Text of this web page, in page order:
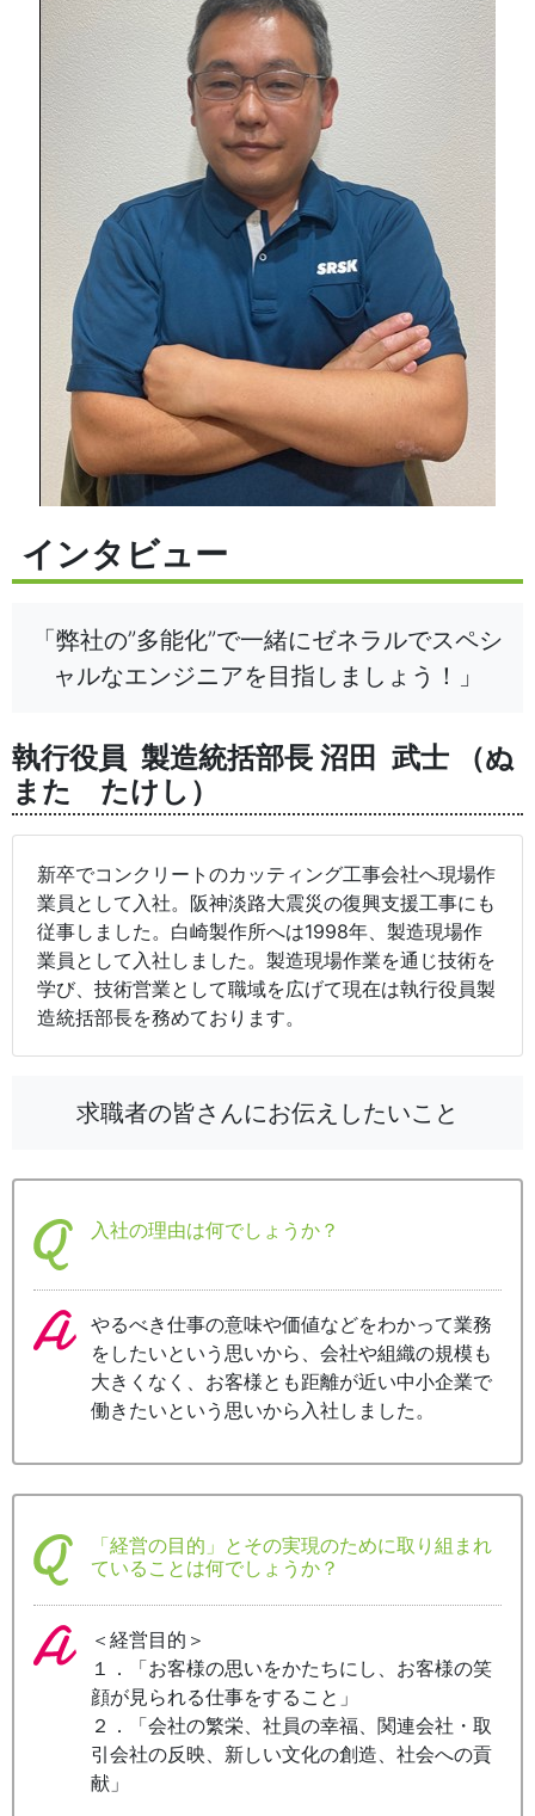
インタビュー
「弊社の”多能化”で一緒にゼネラルでスペシ
ャルなエンジニアを目指しましょう！」
執行役員 製造統括部長 沼田 武士 （ぬ
また たけし）
新卒でコンクリートのカッティング工事会社へ現場作
業員として入社。阪神淡路大震災の復興支援工事にも
従事しました。白崎製作所へは1998年、製造現場作
業員として入社しました。製造現場作業を通じ技術を
学び、技術営業として職域を広げて現在は執行役員製
造統括部長を務めております。
求職者の皆さんにお伝えしたいこと
入社の理由は何でしょうか？
やるべき仕事の意味や価値などをわかって業務
をしたいという思いから、会社や組織の規模も
大きくなく、お客様とも距離が近い中小企業で
働きたいという思いから入社しました。
「経営の目的」とその実現のために取り組まれ
ていることは何でしょうか？
＜経営目的＞
１．「お客様の思いをかたちにし、お客様の笑
顔が見られる仕事をすること」
２．「会社の繁栄、社員の幸福、関連会社・取
引会社の反映、新しい文化の創造、社会への貢
献」